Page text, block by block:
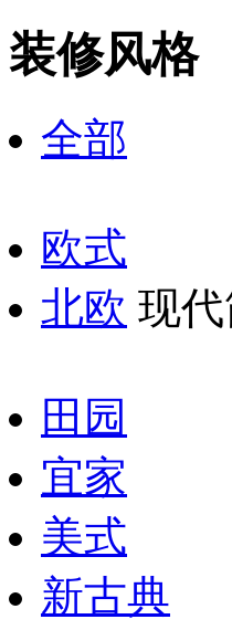
装修风格
全部
欧式
北欧 现
田园
宜家
美式
新古典